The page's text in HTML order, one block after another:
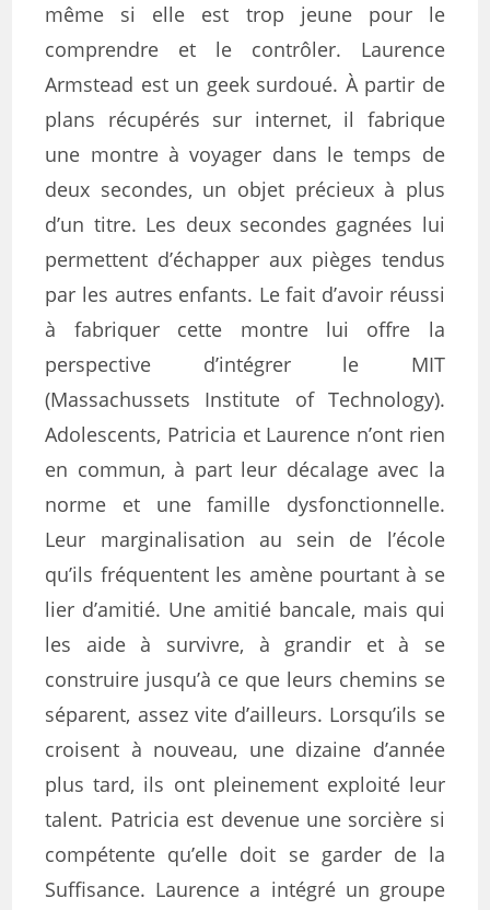
même si elle est trop jeune pour le
comprendre et le contrôler. Laurence
Armstead est un geek surdoué. À partir de
plans récupérés sur internet, il fabrique
une montre à voyager dans le temps de
deux secondes, un objet précieux à plus
d’un titre. Les deux secondes gagnées lui
permettent d’échapper aux pièges tendus
par les autres enfants. Le fait d’avoir réussi
à fabriquer cette montre lui offre la
perspective d’intégrer le MIT
(Massachussets Institute of Technology).
Adolescents, Patricia et Laurence n’ont rien
en commun, à part leur décalage avec la
norme et une famille dysfonctionnelle.
Leur marginalisation au sein de l’école
qu’ils fréquentent les amène pourtant à se
lier d’amitié. Une amitié bancale, mais qui
les aide à survivre, à grandir et à se
construire jusqu’à ce que leurs chemins se
séparent, assez vite d’ailleurs. Lorsqu’ils se
croisent à nouveau, une dizaine d’année
plus tard, ils ont pleinement exploité leur
talent. Patricia est devenue une sorcière si
compétente qu’elle doit se garder de la
Suffisance. Laurence a intégré un groupe